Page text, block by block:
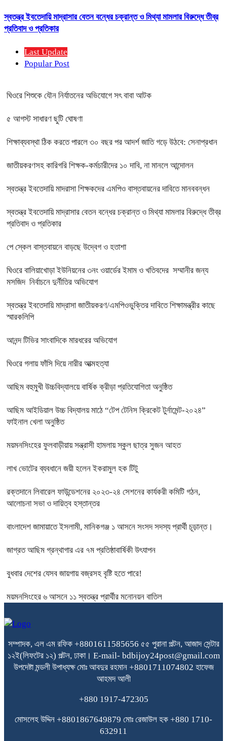
স্বতন্ত্র ইবতেদায়ি মাদ্রাসার বেতন বন্ধের চক্রান্ত ও মিথ্যা মামলার বিরুদ্ধে তীব্র
প্রতিবাদ ও প্রতিকার
Last Update
Popular Post
ঘিওরে শিশুকে যৌন নির্যাতনের অভিযোগে সৎ বাবা আটক
৫ আগস্ট সাধারণ ছুটি ঘোষণা
শিক্ষাব্যবস্থা ঠিক করতে পারলে ৩০ বছর পর আদর্শ জাতি গড়ে উঠবে: সেনাপ্রধান
জাতীয়করণসহ কারিগরি শিক্ষক-কর্মচারীদের ১০ দাবি, না মানলে আন্দোলন
স্বতন্ত্র ইবতেদায়ি মাদরাসা শিক্ষকদের এমপিও বাস্তবায়নের দাবিতে মানববন্ধন
স্বতন্ত্র ইবতেদায়ি মাদ্রাসার বেতন বন্ধের চক্রান্ত ও মিথ্যা মামলার বিরুদ্ধে তীব্র
প্রতিবাদ ও প্রতিকার
পে স্কেল বাস্তবায়নে বাড়ছে উদ্বেগ ও হতাশা
ঘিওরে বালিয়াখোড়া ইউনিয়নের ৩নং ওয়ার্ডের ইমাম ও খতিবদের সম্মানীর জন্য
মসজিদ নির্বাচনে দুর্নীতির অভিযোগ
স্বতন্ত্র ইবতেদায়ি মাদ্রাসা জাতীয়করণ/এমপিওভুক্তির দাবিতে শিক্ষামন্ত্রীর কাছে
স্মারকলিপি
আনন্দ টিভির সাংবাদিকে মারধরের অভিযোগ
ঘিওরে গলায় ফাঁসি দিয়ে নারীর আত্মহত্যা
আছিম বহুমুখী উচ্চবিদ্যালয়ে বার্ষিক ক্রীড়া প্রতিযোগিতা অনুষ্ঠিত
আছিম আইডিয়াল উচ্চ বিদ্যালয় মাঠে “টেপ টেনিস ক্রিকেট টুর্নামেন্ট-২০২৪”
ফাইনাল খেলা অনুষ্ঠিত
ময়মনসিংহের ফুলবাড়ীয়ায় সন্ত্রাসী হামলায় স্কুল ছাত্র সুজন আহত
লাখ ভোটের ব্যবধানে জয়ী হলেন ইকরামুল হক টিটু
রক্তদানে লিবারেল ফাউন্ডেশনের ২০২৩-২৪ সেশনের কার্যকরী কমিটি গঠন,
আলোচনা সভা ও দায়িত্ব হস্তান্তর
বাংলাদেশ জামায়াতে ইসলামী, মানিকগঞ্জ ১ আসনে সংসদ সদস্য প্রার্থী চূড়ান্ত।
জাগ্রত আছিম গ্রন্থাগার এর ৭ম প্রতিষ্ঠাবার্ষিকী উৎযাপন
বুধবার দেশের যেসব জায়গায় বজ্রসহ বৃষ্টি হতে পারে!
ময়মনসিংহের ৬ আসনে ১১ স্বতন্ত্র প্রার্থীর মনোনয়ন বাতিল
সম্পাদক, এল এম রফিক +8801611585656 ৫৫ পুরানা পল্টন, আজাদ সেন্টার
১২ই(লিফটের ১২) পল্টন, ঢাকা। E-mail- bdbijoy24post@gmail.com
উপদেষ্টা মন্ডলী উপাধ্যক্ষ মোঃ আবদুর রহমান +8801711074802 হাফেজ
আহমদ আলী
+880 1917-472305
মোসলেহ উদ্দিন +8801867649879 মোঃ রেজাউল হক +880 1710-
632911